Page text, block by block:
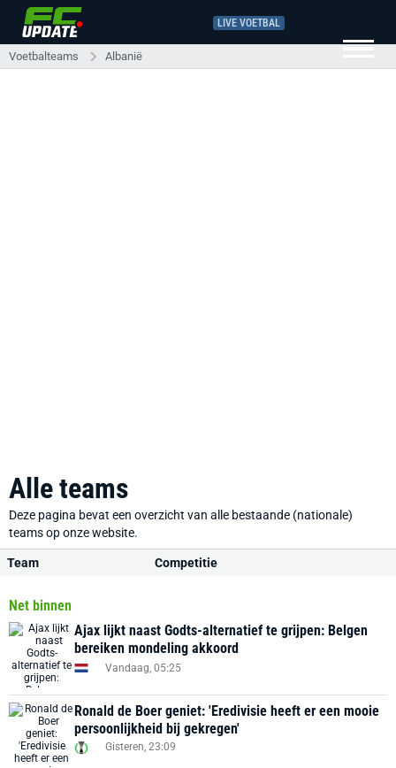
LIVE VOETBAL
Voetbalteams Albanië
Alle teams
Deze pagina bevat een overzicht van alle bestaande (nationale)
teams op onze website.
Team Competitie
Net binnen
Ajax lijkt naast Godts-alternatief te grijpen: Belgen
bereiken mondeling akkoord
Vandaag, 05:25
Ronald de Boer geniet: 'Eredivisie heeft er een mooie
persoonlijkheid bij gekregen'
Gisteren, 23:09